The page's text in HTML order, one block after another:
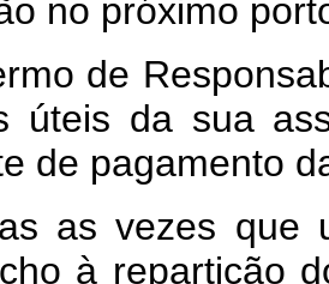
no próximo
de
úteis da sua
de pagamento
as vezes que
à repartição